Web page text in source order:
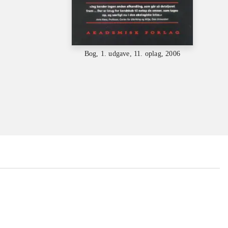
Bog, 1. udgave, 11. oplag, 2006